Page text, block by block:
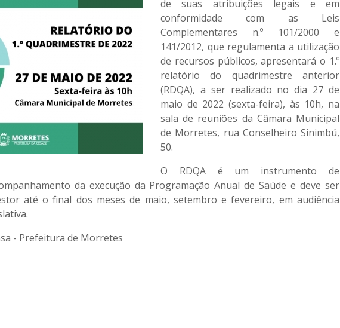
de suas atribuições legais e em
conformidade com as Leis
Complementares n.º 101/2000 e
141/2012, que regulamenta a utilização
de recursos públicos, apresentará o 1.º
relatório do quadrimestre anterior
(RDQA), a ser realizado no dia 27 de
maio de 2022 (sexta-feira), às 10h, na
sala de reuniões da Câmara Municipal
de Morretes, rua Conselheiro Sinimbú,
50.
O RDQA é um instrumento de
da execução da Programação Anual de Saúde e deve ser
até o final dos meses de maio, setembro e fevereiro, em audiência
- Prefeitura de Morretes